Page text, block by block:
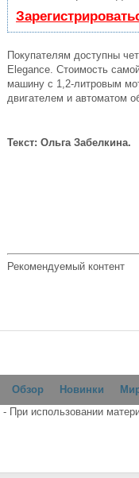
Покупателям доступны
Elegance. Стоимость
машину с 1,2-литровым
двигателем и автоматом
Текст: Ольга Забелкина.
Рекомендуемый контент
Обзор Новинки
- При использовании